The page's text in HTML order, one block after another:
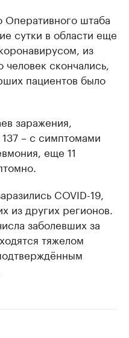
Оперативного штаба
сутки в области еще
из
скончались,
пациентов было
заражения,
– с симптомами
еще 11
COVID-19,
из других регионов.
заболевших за
тяжелом